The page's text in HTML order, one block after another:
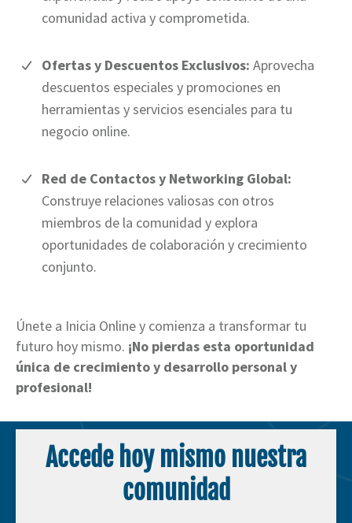
comunidad activa y comprometida.
Ofertas y Descuentos Exclusivos: Aprovecha
descuentos especiales y promociones en
herramientas y servicios esenciales para tu
negocio online.
Red de Contactos y Networking Global:
Construye relaciones valiosas con otros
miembros de la comunidad y explora
oportunidades de colaboración y crecimiento
conjunto.
Únete a Inicia Online y comienza a transformar tu
futuro hoy mismo. ¡No pierdas esta oportunidad
única de crecimiento y desarrollo personal y
profesional!
Accede hoy mismo nuestra
comunidad